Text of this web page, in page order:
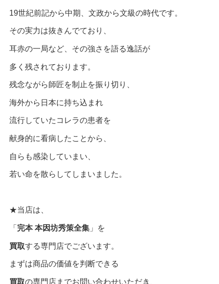
19世紀前記から中期、文政から文級の時代です。
その実力は抜きんでており、
耳赤の一局など、その強さを語る逸話が
多く残されております。
残念ながら師匠を制止を振り切り、
海外から日本に持ち込まれ
流行していたコレラの患者を
献身的に看病したことから、
自らも感染していまい、
若い命を散らしてしまいました。
★当店は、
「 完本 本因坊秀策全集」を
買取する専門店でございます。
まずは商品の価値を判断できる
買取の専門店までお問い合わせいただき、